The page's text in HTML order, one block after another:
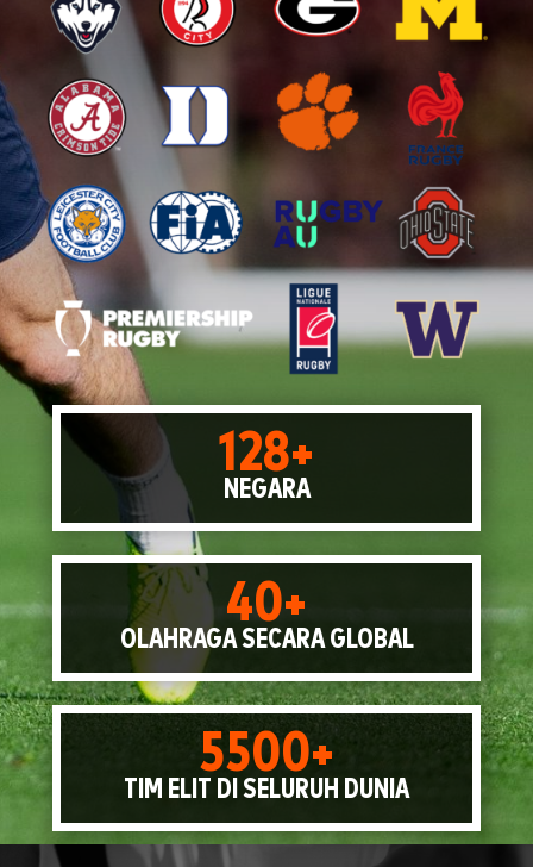
128+
NEGARA
40+
OLAHRAGA SECARA GLOBAL
5500+
TIM ELIT DI SELURUH DUNIA